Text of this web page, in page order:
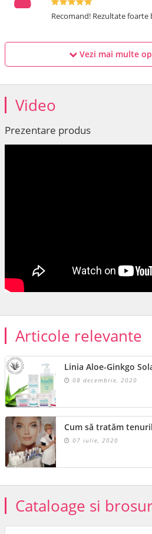
Recomand! Rezultate foarte
Vezi mai multe
Video
Prezentare produs
Articole relevante
Linia Aloe-Ginkgo
08 decembrie, 2020
Cum să tratăm
07 iulie, 2020
Cataloage si